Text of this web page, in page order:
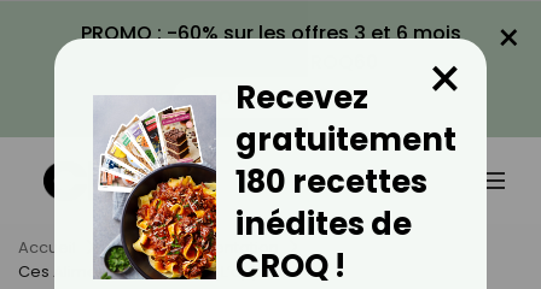
PROMO : -60% sur les offres 3 et 6 mois
VOIR LA PROMO
×
Accueil Actus
Alimentation
Ces Aliments Qui Ouvrent L’appétit
Recevez
gratuitement
180 recettes
inédites de
CROQ !
×